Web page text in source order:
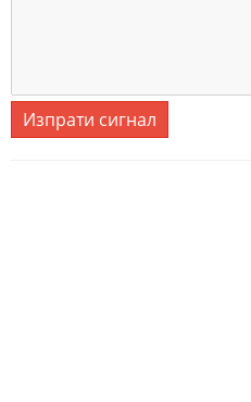
Изпрати сигнал